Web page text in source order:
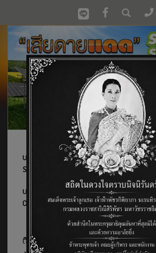
บริษัท เสียดายแดด เซาท์โซล่า จำกัด/
Solar Co.,Ltd. และ
บริษัท ออพเทค เอ็นจิเนียริ่ง จำกัด/Optech
Co.,Ltd.
ผู้แทนจำหน่ายโซล่าเซลส์และ บริก
ติดตั้งระบบโซล่าเซลล์จังหวัดกระบี่